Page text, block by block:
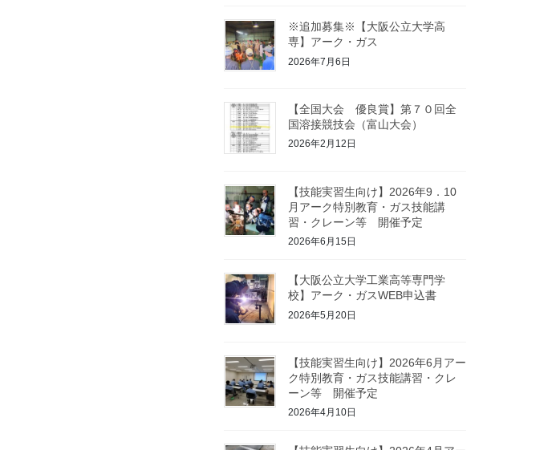
※追加募集※【大阪公立大学高
専】アーク・ガス
2026年7月6日
【全国大会 優良賞】第７０回全
国溶接競技会（富山大会）
2026年2月12日
【技能実習生向け】2026年9．10
月アーク特別教育・ガス技能講
習・クレーン等 開催予定
2026年6月15日
【大阪公立大学工業高等専門学
校】アーク・ガスWEB申込書
2026年5月20日
【技能実習生向け】2026年6月アー
ク特別教育・ガス技能講習・クレ
ーン等 開催予定
2026年4月10日